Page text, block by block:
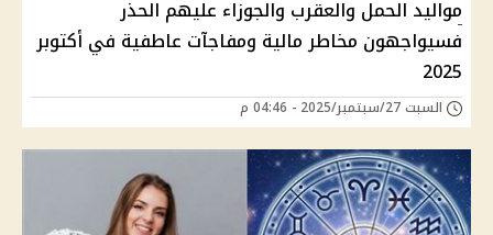
مواليد الحمل والعقرب والجوزاء عليهم الحذر
فسيواجهون مخاطر مالية ومفاجآت عاطفية في أكتوبر
2025
السبت 27/سبتمبر/2025 - 04:46 م